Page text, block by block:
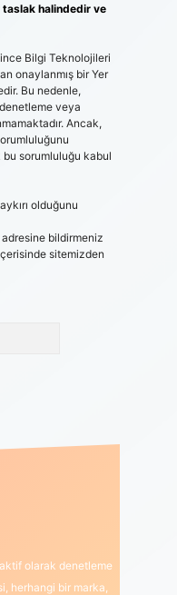
halindedir ve
Bilgi Teknolojileri
onaylanmış bir Yer
Bu nedenle,
veya
Ancak,
sorumluluğu kabul
olduğunu
bildirmeniz
sitemizden
olarak denetleme
herhangi bir marka,